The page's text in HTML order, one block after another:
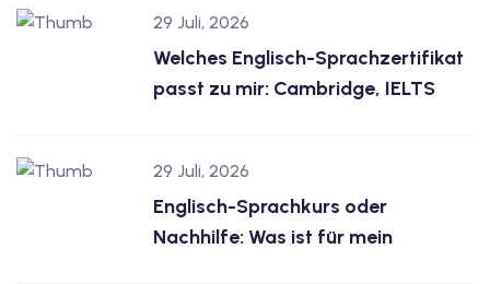
29 Juli, 2026
Welches Englisch-Sprachzertifikat
passt zu mir: Cambridge, IELTS
29 Juli, 2026
Englisch-Sprachkurs oder
Nachhilfe: Was ist für mein